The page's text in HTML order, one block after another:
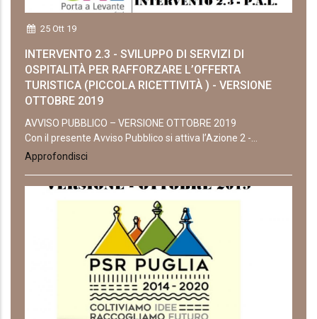
25 Ott 19
INTERVENTO 2.3 - SVILUPPO DI SERVIZI DI
OSPITALITÀ PER RAFFORZARE L’OFFERTA
TURISTICA (PICCOLA RICETTIVITÀ ) - VERSIONE
OTTOBRE 2019
AVVISO PUBBLICO – VERSIONE OTTOBRE 2019
Con il presente Avviso Pubblico si attiva l’Azione 2 -...
Approfondisci